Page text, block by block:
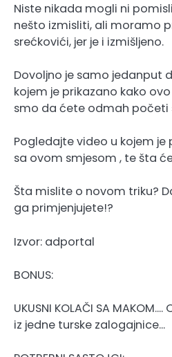
Niste nikada mogli ni
nešto izmisliti, ali moramo
srećkovići, jer je i izmišljeno.
Dovoljno je samo jedanput
kojem je prikazano kako
smo da ćete odmah početi
Pogledajte video u kojem je
sa ovom smjesom , te šta
Šta mislite o novom triku?
ga primjenjujete!?
Izvor: adportal
BONUS:
UKUSNI KOLAČI SA
iz jedne turske zalogajnice…